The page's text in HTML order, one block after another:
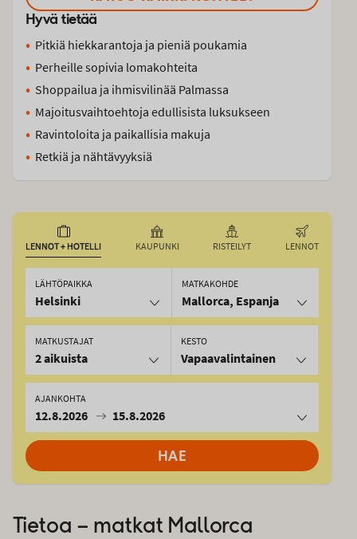
Hyvä tietää
Pitkiä hiekkarantoja ja pieniä poukamia
Perheille sopivia lomakohteita
Shoppailua ja ihmisvilinää Palmassa
Majoitusvaihtoehtoja edullisista luksukseen
Ravintoloita ja paikallisia makuja
Retkiä ja nähtävyyksiä
LENNOT + HOTELLI KAUPUNKI RISTEILYT LENNOT
LÄHTÖPAIKKA
Helsinki
MATKAKOHDE
Mallorca, Espanja
KESTO
Vapaavalintainen
AJANKOHTA
12.8.2026 15.8.2026
MATKUSTAJAT
2 aikuista
HAE
Tietoa – matkat Mallorca